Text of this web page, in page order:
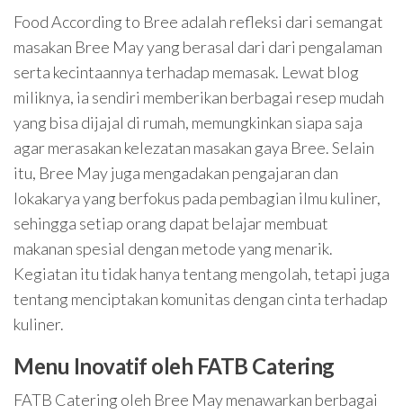
Food According to Bree adalah refleksi dari semangat
masakan Bree May yang berasal dari dari pengalaman
serta kecintaannya terhadap memasak. Lewat blog
miliknya, ia sendiri memberikan berbagai resep mudah
yang bisa dijajal di rumah, memungkinkan siapa saja
agar merasakan kelezatan masakan gaya Bree. Selain
itu, Bree May juga mengadakan pengajaran dan
lokakarya yang berfokus pada pembagian ilmu kuliner,
sehingga setiap orang dapat belajar membuat
makanan spesial dengan metode yang menarik.
Kegiatan itu tidak hanya tentang mengolah, tetapi juga
tentang menciptakan komunitas dengan cinta terhadap
kuliner.
Menu Inovatif oleh FATB Catering
FATB Catering oleh Bree May menawarkan berbagai